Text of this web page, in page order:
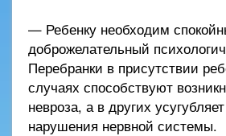
— Ребенку необходим
доброжелательный
Перебранки в присутствии
случаях способствуют
невроза, а в других
нарушения нервной системы.